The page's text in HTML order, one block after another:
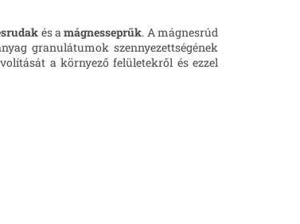
és amágnesseprűk. A mágnesrúd
granulátumok szennyezettségének
a környező felületekről és ezzel